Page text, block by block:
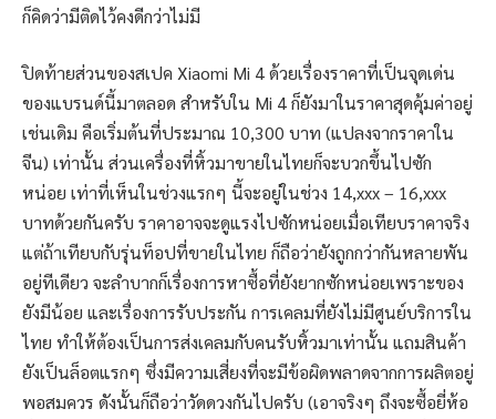
ก็คิดว่ามีติดไว้คงดีกว่าไม่มี
ปิดท้ายส่วนของสเปค Xiaomi Mi 4 ด้วยเรื่องราคาที่เป็นจุดเด่น
ของแบรนด์นี้มาตลอด สำหรับใน Mi 4 ก็ยังมาในราคาสุดคุ้มค่าอยู่
เช่นเดิม คือเริ่มต้นที่ประมาณ 10,300 บาท (แปลงจากราคาใน
จีน) เท่านั้น ส่วนเครื่องที่หิ้วมาขายในไทยก็จะบวกขึ้นไปซัก
หน่อย เท่าที่เห็นในช่วงแรกๆ นี้จะอยู่ในช่วง 14,xxx – 16,xxx
บาทด้วยกันครับ ราคาอาจจะดูแรงไปซักหน่อยเมื่อเทียบราคาจริง
แต่ถ้าเทียบกับรุ่นท็อปที่ขายในไทย ก็ถือว่ายังถูกกว่ากันหลายพัน
อยู่ทีเดียว จะลำบากก็เรื่องการหาซื้อที่ยังยากซักหน่อยเพราะของ
ยังมีน้อย และเรื่องการรับประกัน การเคลมที่ยังไม่มีศูนย์บริการใน
ไทย ทำให้ต้องเป็นการส่งเคลมกับคนรับหิ้วมาเท่านั้น แถมสินค้า
ยังเป็นล็อตแรกๆ ซึ่งมีความเสี่ยงที่จะมีข้อผิดพลาดจากการผลิตอยู่
พอสมควร ดังนั้นก็ถือว่าวัดดวงกันไปครับ (เอาจริงๆ ถึงจะซื้อยี่ห้อ